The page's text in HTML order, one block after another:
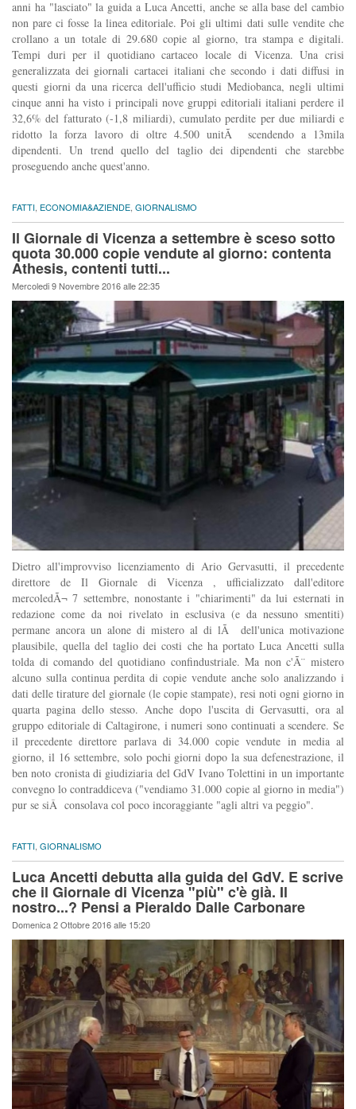
anni ha "lasciato" la guida a Luca Ancetti, anche se alla base del cambio
non pare ci fosse la linea editoriale. Poi gli ultimi dati sulle vendite che
crollano a un totale di 29.680 copie al giorno, tra stampa e digitali.
Tempi duri per il quotidiano cartaceo locale di Vicenza. Una crisi
generalizzata dei giornali cartacei italiani che secondo i dati diffusi in
questi giorni da una ricerca dell'ufficio studi Mediobanca, negli ultimi
cinque anni ha visto i principali nove gruppi editoriali italiani perdere il
32,6% del fatturato (-1,8 miliardi), cumulato perdite per due miliardi e
ridotto la forza lavoro di oltre 4.500 unitÃ scendendo a 13mila
dipendenti. Un trend quello del taglio dei dipendenti che starebbe
proseguendo anche quest'anno.
FATTI ECONOMIA&AZIENDE GIORNALISMO
Il Giornale di Vicenza a settembre è sceso sotto
quota 30.000 copie vendute al giorno: contenta
Athesis, contenti tutti...
Mercoledi 9 Novembre 2016 alle 22:35
Dietro all'improvviso licenziamento di Ario Gervasutti, il precedente
direttore de Il Giornale di Vicenza , ufficializzato dall'editore
mercoledÃ¬ 7 settembre, nonostante i "chiarimenti" da lui esternati in
redazione come da noi rivelato in esclusiva (e da nessuno smentiti)
permane ancora un alone di mistero al di lÃ dell'unica motivazione
plausibile, quella del taglio dei costi che ha portato Luca Ancetti sulla
tolda di comando del quotidiano confindustriale. Ma non c'Ã¨ mistero
alcuno sulla continua perdita di copie vendute anche solo analizzando i
dati delle tirature del giornale (le copie stampate), resi noti ogni giorno in
quarta pagina dello stesso. Anche dopo l'uscita di Gervasutti, ora al
gruppo editoriale di Caltagirone, i numeri sono continuati a scendere. Se
il precedente direttore parlava di 34.000 copie vendute in media al
giorno, il 16 settembre, solo pochi giorni dopo la sua defenestrazione, il
ben noto cronista di giudiziaria del GdV Ivano Tolettini in un importante
convegno lo contraddiceva ("vendiamo 31.000 copie al giorno in media")
pur se siÂ consolava col poco incoraggiante "agli altri va peggio".
FATTI GIORNALISMO
Luca Ancetti debutta alla guida del GdV. E scrive
che il Giornale di Vicenza "più" c'è già. Il
nostro...? Pensi a Pieraldo Dalle Carbonare
Domenica 2 Ottobre 2016 alle 15:20